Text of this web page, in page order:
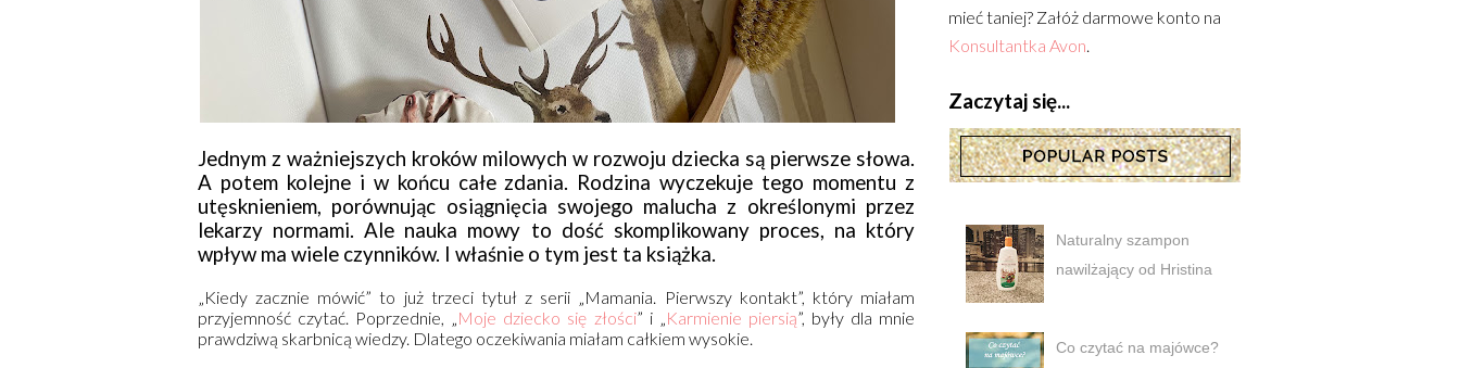
Jednym z ważniejszych kroków milowych w rozwoju dziecka są pierwsze słowa.
A potem kolejne i w końcu całe zdania. Rodzina wyczekuje tego momentu z
utęsknieniem, porównując osiągnięcia swojego malucha z określonymi przez
lekarzy normami. Ale nauka mowy to dość skomplikowany proces, na który
wpływ ma wiele czynników. I właśnie o tym jest ta książka.
„Kiedy zacznie mówić” to już trzeci tytuł z serii „Mamania. Pierwszy kontakt”, który miałam
przyjemność czytać. Poprzednie, „Moje dziecko się złości” i „Karmienie piersią”, były dla mnie
prawdziwą skarbnicą wiedzy. Dlatego oczekiwania miałam całkiem wysokie.
mieć taniej? Załóż darmowe konto na
Konsultantka Avon.
Zaczytaj się...
Naturalny szampon
nawilżający od Hristina
Co czytać na majówce?